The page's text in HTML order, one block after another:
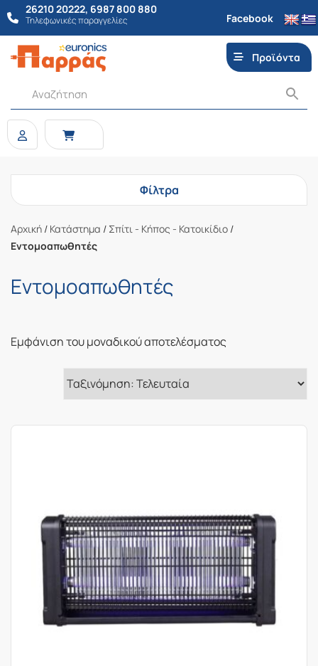
26210 20222, 6987 800 880
Τηλεφωνικές παραγγελίες Facebook
Προϊόντα
Φίλτρα
Αρχική / Κατάστημα / Σπίτι - Κήπος - Κατοικίδιο /
Εντομοαπωθητές
Εντομοαπωθητές
Εμφάνιση του μοναδικού αποτελέσματος